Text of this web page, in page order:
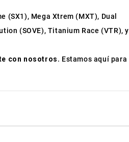
(SX1), Mega Xtrem (MXT), Dual
(SOVE), Titanium Race (VTR), y
con nosotros. Estamos aquí para